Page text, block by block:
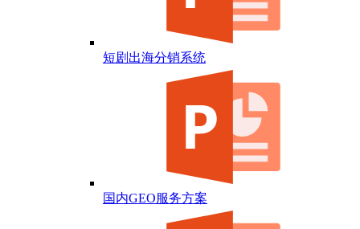
短剧出海分销系统
国内GEO服务方案